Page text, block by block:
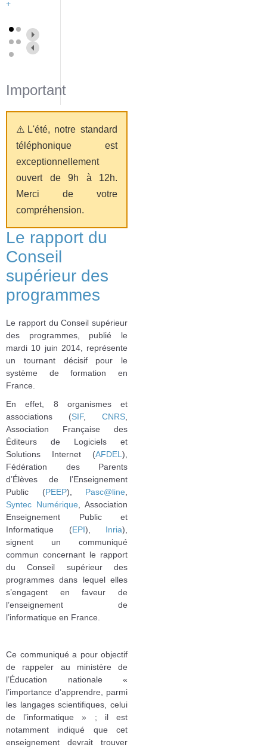
+
Important
⚠️L'été, notre standard
téléphonique est
exceptionnellement
ouvert de 9h à 12h.
Merci de votre
compréhension.
Le rapport du
Conseil
supérieur des
programmes
Le rapport du Conseil supérieur
des programmes, publié le
mardi 10 juin 2014, représente
un tournant décisif pour le
système de formation en
France.
En effet, 8 organismes et
associations (SIF, CNRS
Association Française des
Éditeurs de Logiciels et
Solutions Internet (AFDEL ),
Fédération des Parents
d’Élèves de l’Enseignement
Public (PEEP), Pasc@line
Syntec Numérique , Association
Enseignement Public et
Informatique (EPI), Inria),
signent un communiqué
commun concernant le rapport
du Conseil supérieur des
programmes dans lequel elles
s’engagent en faveur de
l’enseignement de
l’informatique en France.
Ce communiqué a pour objectif
de rappeler au ministère de
l’Éducation nationale «
l’importance d’apprendre, parmi
les langages scientifiques, celui
de l’informatique » ; il est
notamment indiqué que cet
enseignement devrait trouver